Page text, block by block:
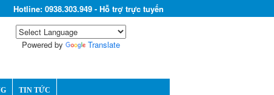
Hotline: 0938.303.949 - Hỗ trợ trực tuyến
Powered by Translate
TIN TỨC